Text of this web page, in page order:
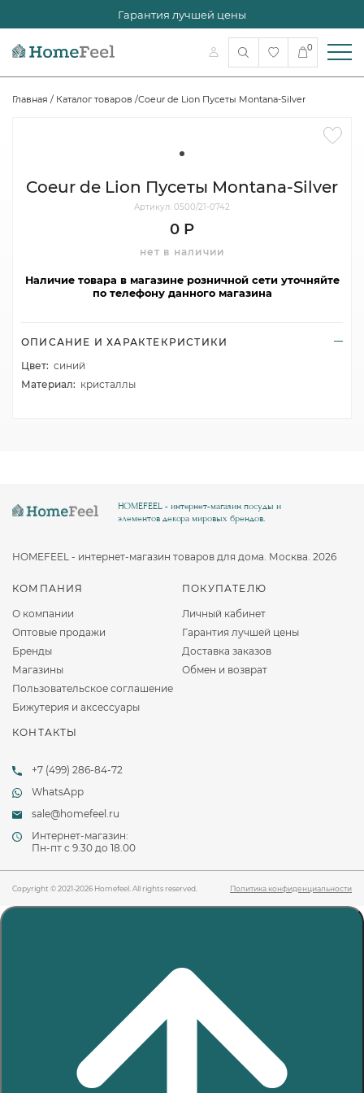
Гарантия лучшей цены
0
Главная / Каталог товаров /Coeur de Lion Пусеты Montana-Silver
Coeur de Lion Пусеты Montana-Silver
Артикул: 0500/21-0742
0 Р
нет в наличии
Наличие товара в магазине розничной сети уточняйте
по телефону данного магазина
ОПИСАНИЕ И ХАРАКТЕКРИСТИКИ
Цвет: синий
Материал: кристаллы
КОМПАНИЯ
О компании
Оптовые продажи
Бренды
Магазины
Пользовательское соглашение
Бижутерия и аксессуары
ПОКУПАТЕЛЮ
Личный кабинет
Гарантия лучшей цены
Доставка заказов
Обмен и возврат
КОНТАКТЫ
+7 (499) 286-84-72
WhatsApp
sale@homefeel.ru
Интернет-магазин:
Пн-пт c 9.30 до 18.00
HOMEFEEL - интернет-магазин посуды и
элементов декора мировых брендов.
HOMEFEEL - интернет-магазин товаров для дома. Москва. 2026
Copyright © 2021-2026 Homefeel. All rights reserved. Политика конфиденциальности